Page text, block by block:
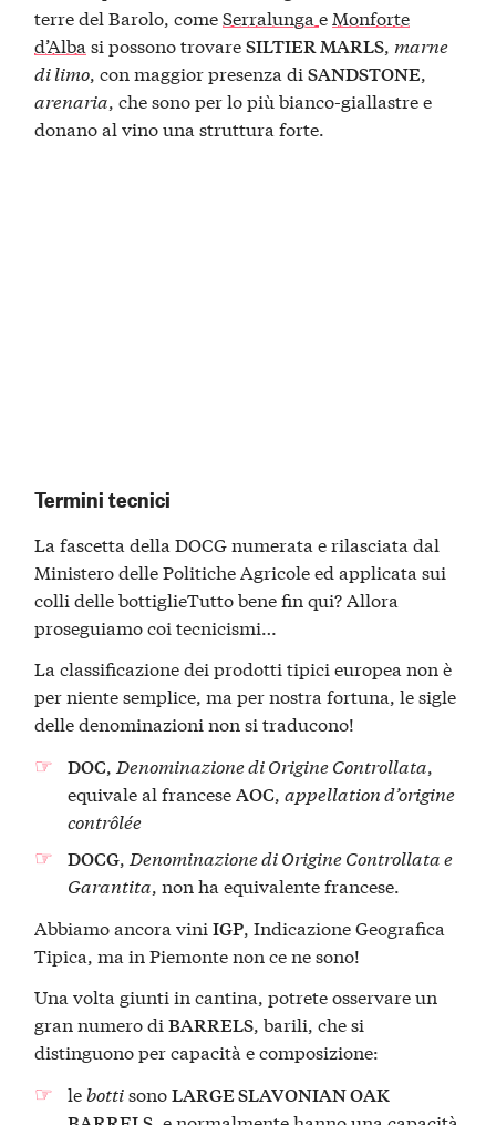
terre del Barolo, comeSerralungae Monforte
d’Alba si possono trovareSILTIER MARLS, marne
di limo, con maggior presenza diSANDSTONE,
arenaria, che sono per lo più bianco-giallastre e
donano al vino una struttura forte.
Termini tecnici
La fascetta della DOCG numerata e rilasciata dal
Ministero delle Politiche Agricole ed applicata sui
colli delle bottiglieTutto bene fin qui? Allora
proseguiamo coi tecnicismi…
La classificazione dei prodotti tipici europea non è
per niente semplice, ma per nostra fortuna, le sigle
delle denominazioni non si traducono!
DOC, Denominazione di Origine Controllata,
equivale al franceseAOC, appellation d’origine
contrôlée
DOCG, Denominazione di Origine Controllata e
Garantita, non ha equivalente francese.
Abbiamo ancora viniIGP, Indicazione Geografica
Tipica, ma in Piemonte non ce ne sono!
Una volta giunti in cantina, potrete osservare un
gran numero diBARRELS, barili, che si
distinguono per capacità e composizione:
lebottisonoLARGE SLAVONIAN OAK